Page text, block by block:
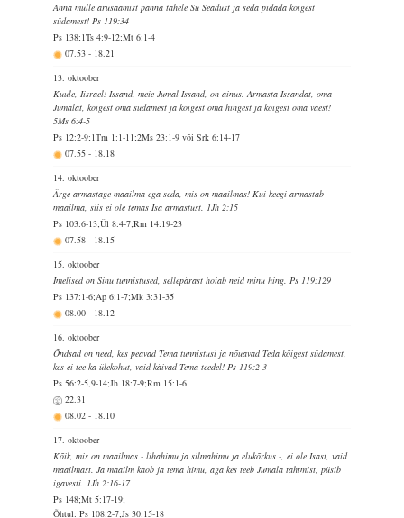
Anna mulle arusaamist panna tähele Su Seadust ja seda pidada kõigest
südamest! Ps 119:34
Ps 138;1Ts 4:9-12;Mt 6:1-4
07.53- 18.21
13. oktoober
Kuule, Iisrael! Issand, meie Jumal Issand, on ainus. Armasta Issandat, oma
Jumalat, kõigest oma südamest ja kõigest oma hingest ja kõigest oma väest!
5Ms 6:4-5
Ps 12:2-9;1Tm 1:1-11;2Ms 23:1-9 või Srk 6:14-17
07.55- 18.18
14. oktoober
Ärge armastage maailma ega seda, mis on maailmas! Kui keegi armastab
maailma, siis ei ole temas Isa armastust. 1Jh 2:15
Ps 103:6-13;Ül 8:4-7;Rm 14:19-23
07.58- 18.15
15. oktoober
Imelised on Sinu tunnistused, sellepärast hoiab neid minu hing. Ps 119:129
Ps 137:1-6;Ap 6:1-7;Mk 3:31-35
08.00- 18.12
16. oktoober
Õndsad on need, kes peavad Tema tunnistusi ja nõuavad Teda kõigest südamest,
kes ei tee ka ülekohut, vaid käivad Tema teedel! Ps 119:2-3
Ps 56:2-5,9-14;Jh 18:7-9;Rm 15:1-6
22.31
08.02- 18.10
17. oktoober
Kõik, mis on maailmas - lihahimu ja silmahimu ja elukõrkus -, ei ole Isast, vaid
maailmast. Ja maailm kaob ja tema himu, aga kes teeb Jumala tahtmist, püsib
igavesti. 1Jh 2:16-17
Ps 148;Mt 5:17-19;
Õhtul: Ps 108:2-7;Js 30:15-18